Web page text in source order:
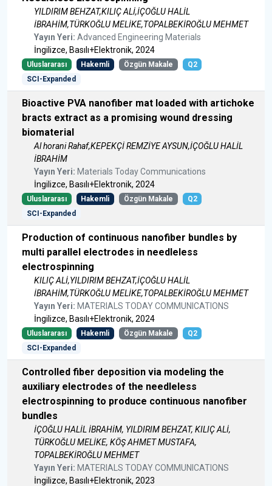
YILDIRIM BEHZAT,KILIÇ ALİ,İÇOĞLU HALİL
İBRAHİM,TÜRKOĞLU MELİKE,TOPALBEKİROĞLU MEHMET
Yayın Yeri: Advanced Engineering Materials
İngilizce, Basılı+Elektronik, 2024
Uluslararası Hakemli Özgün Makale
Q2
SCI-Expanded
Bioactive PVA nanofiber mat loaded with artichoke
bracts extract as a promising wound dressing
biomaterial
Al horani Rahaf,KEPEKÇİ REMZİYE AYSUN,İÇOĞLU HALİL
İBRAHİM
Yayın Yeri: Materials Today Communications
İngilizce, Basılı+Elektronik, 2024
Uluslararası Hakemli Özgün Makale
Q2
SCI-Expanded
Production of continuous nanofiber bundles by
multi parallel electrodes in needleless
electrospinning
KILIÇ ALİ,YILDIRIM BEHZAT,İÇOĞLU HALİL
İBRAHİM,TÜRKOĞLU MELİKE,TOPALBEKİROĞLU MEHMET
Yayın Yeri: MATERIALS TODAY COMMUNICATIONS
İngilizce, Basılı+Elektronik, 2024
Uluslararası Hakemli Özgün Makale
Q2
SCI-Expanded
Controlled fiber deposition via modeling the
auxiliary electrodes of the needleless
electrospinning to produce continuous nanofiber
bundles
İÇOĞLU HALİL İBRAHİM, YILDIRIM BEHZAT, KILIÇ ALİ,
TÜRKOĞLU MELİKE, KÖŞ AHMET MUSTAFA,
TOPALBEKİROĞLU MEHMET
Yayın Yeri: MATERIALS TODAY COMMUNICATIONS
İngilizce, Basılı+Elektronik, 2023